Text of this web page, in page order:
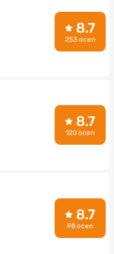
8.7
253 ocen
8.7
120 ocen
8.7
98 ocen